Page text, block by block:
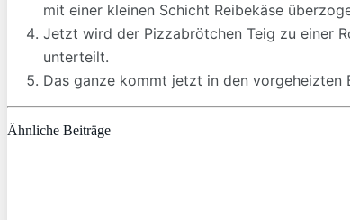
mit einer kleinen Schicht Reibekäse
Jetzt wird der Pizzabrötchen Teig zu einer
unterteilt.
Das ganze kommt jetzt in den vorgeheizten
Ähnliche Beiträge